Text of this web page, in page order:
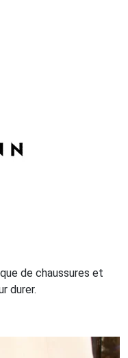
de chaussures et
durer.